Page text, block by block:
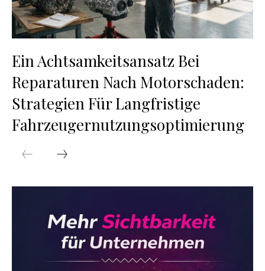
Ein Achtsamkeitsansatz Bei
Reparaturen Nach Motorschaden:
Strategien Für Langfristige
Fahrzeugernutzungsoptimierung